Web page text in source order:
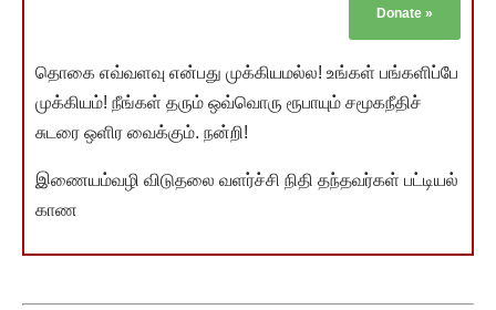
Donate »
தொகை எவ்வளவு என்பது முக்கியமல்ல! உங்கள் பங்களிப்பே
முக்கியம்! நீங்கள் தரும் ஒவ்வொரு ரூபாயும் சமூகநீதிச்
சுடரை ஒளிர வைக்கும். நன்றி!
இணையம்வழி விடுதலை வளர்ச்சி நிதி தந்தவர்கள் பட்டியல்
காண